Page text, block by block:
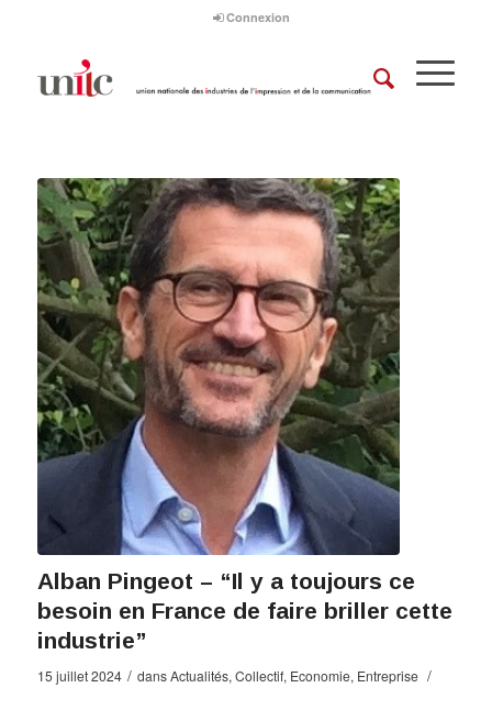
Connexion
Alban Pingeot – “Il y a toujours ce
besoin en France de faire briller cette
industrie”
15 juillet 2024 / dansActualités, Collectif, Economie, Entreprise /